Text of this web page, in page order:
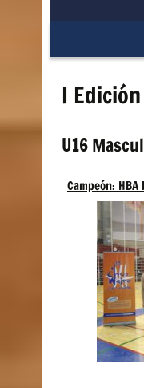
I Edición
U16
Campeón: HBA